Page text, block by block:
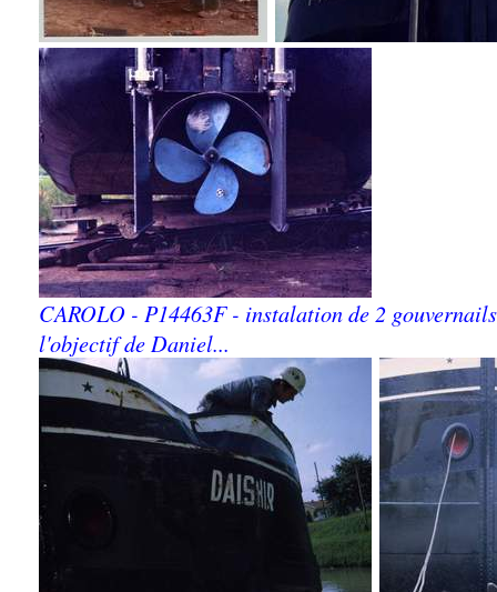
CAROLO - P14463F - instalation de 2
l'objectif de Daniel...